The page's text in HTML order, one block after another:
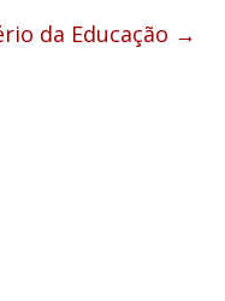
da Educação →